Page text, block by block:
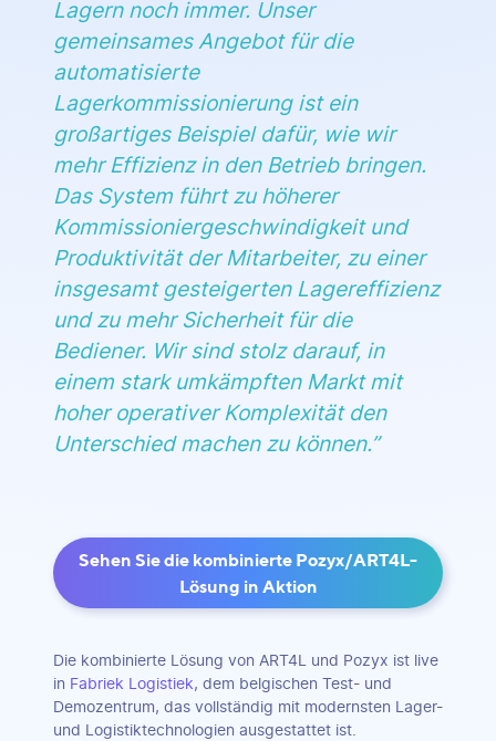
Lagern noch immer. Unser
gemeinsames Angebot für die
automatisierte
Lagerkommissionierung ist ein
großartiges Beispiel dafür, wie wir
mehr Effizienz in den Betrieb bringen.
Das System führt zu höherer
Kommissioniergeschwindigkeit und
Produktivität der Mitarbeiter, zu einer
insgesamt gesteigerten Lagereffizienz
und zu mehr Sicherheit für die
Bediener. Wir sind stolz darauf, in
einem stark umkämpften Markt mit
hoher operativer Komplexität den
Unterschied machen zu können.”
Sehen Sie die kombinierte Pozyx/ART4L-
Lösung in Aktion
Die kombinierte Lösung von ART4L und Pozyx ist live
in Fabriek Logistiek, dem belgischen Test- und
Demozentrum, das vollständig mit modernsten Lager-
und Logistiktechnologien ausgestattet ist.